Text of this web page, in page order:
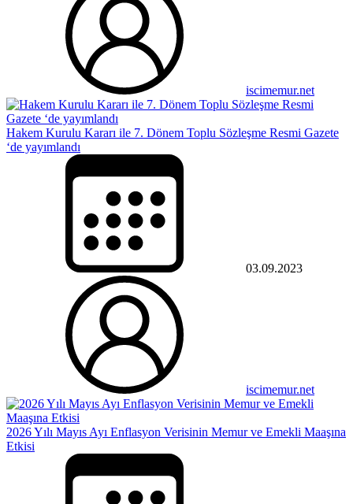
iscimemur.net
Hakem Kurulu Kararı ile 7. Dönem Toplu Sözleşme Resmi Gazete
‘de yayımlandı
03.09.2023
iscimemur.net
2026 Yılı Mayıs Ayı Enflasyon Verisinin Memur ve Emekli Maaşına
Etkisi